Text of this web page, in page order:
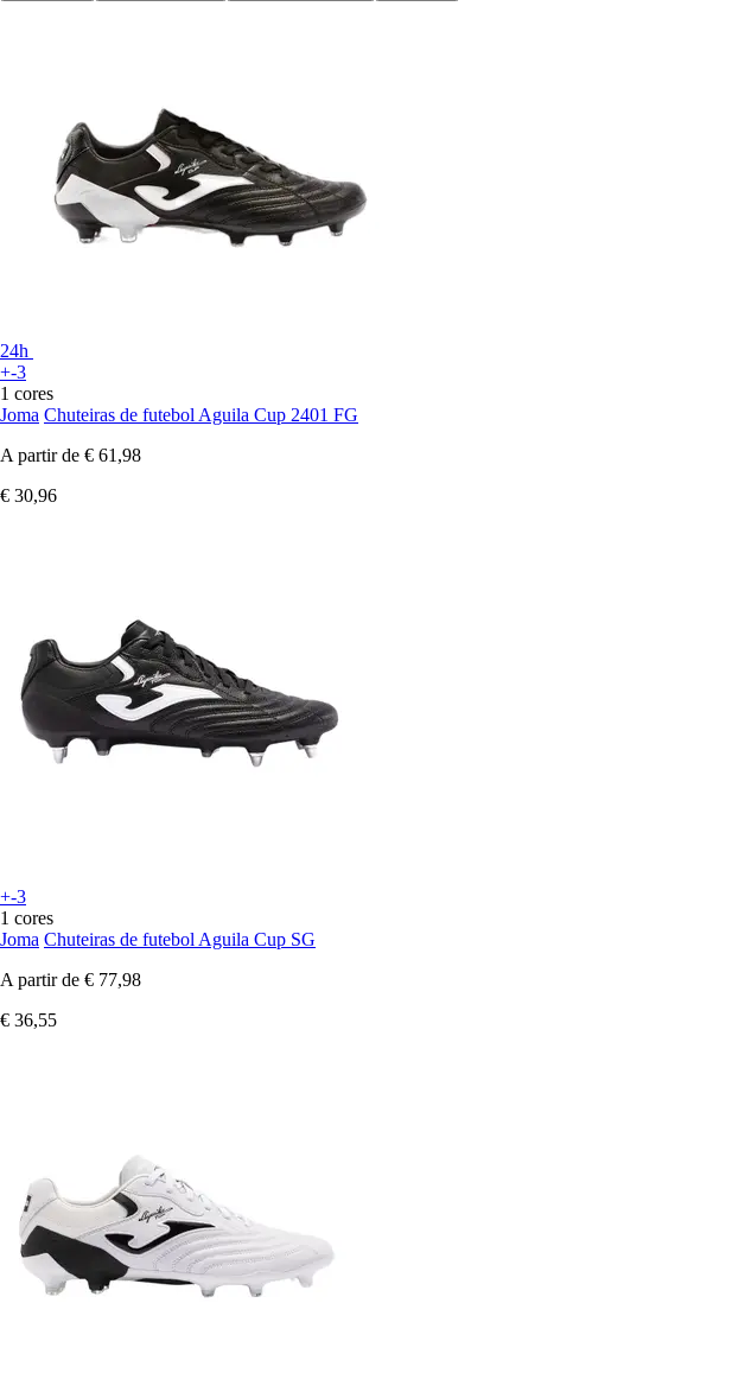
24h
+-3
1 cores
Joma Chuteiras de futebol Aguila Cup 2401 FG
A partir de € 61,98
€ 30,96
+-3
1 cores
Joma Chuteiras de futebol Aguila Cup SG
A partir de € 77,98
€ 36,55